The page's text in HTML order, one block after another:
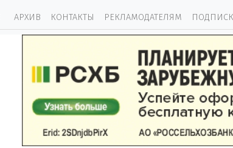
АРХИВ КОНТАКТЫ РЕКЛАМОДАТЕЛЯМ